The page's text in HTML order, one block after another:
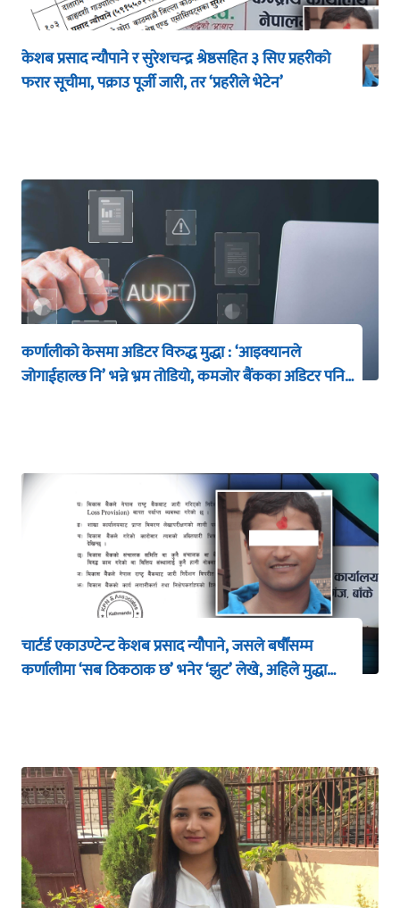
केशब प्रसाद न्यौपाने र सुरेशचन्द्र श्रेष्ठसहित ३ सिए प्रहरीको
फरार सूचीमा, पक्राउ पूर्जी जारी, तर ‘प्रहरीले भेटेन’
कर्णालीको केसमा अडिटर विरुद्ध मुद्धा : ‘आइक्यानले
जोगाईहाल्छ नि’ भन्ने भ्रम तोडियो, कमजोर बैंकका अडिटर पनि
चार्टर्ड एकाउण्टेन्ट केशब प्रसाद न्यौपाने, जसले बर्षौंसम्म
कर्णालीमा ‘सब ठिकठाक छ’ भनेर ‘झुट’ लेखे, अहिले मुद्धा